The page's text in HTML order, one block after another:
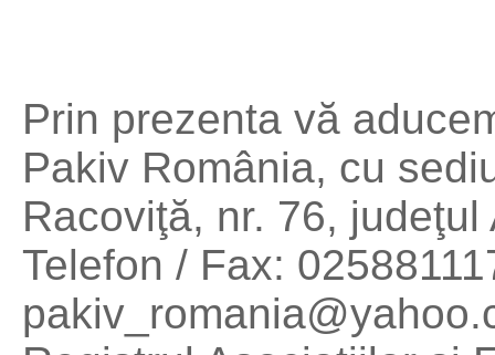
Prin prezenta vă
Pakiv România, cu
Racoviţă, nr. 76,
Telefon / Fax: